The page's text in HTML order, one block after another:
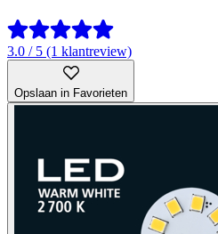
3.0 / 5 (1 klantreview)
Opslaan in Favorieten